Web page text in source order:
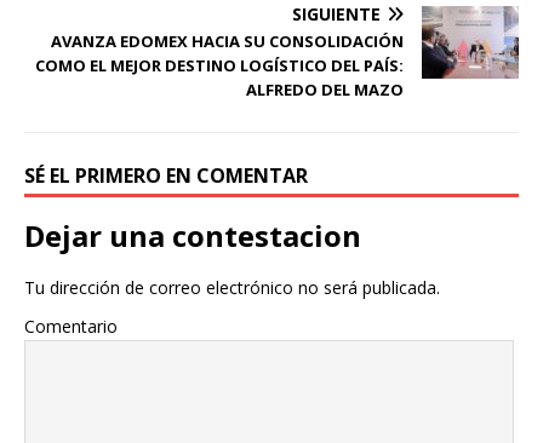
SIGUIENTE
AVANZA EDOMEX HACIA SU CONSOLIDACIÓN
COMO EL MEJOR DESTINO LOGÍSTICO DEL PAÍS:
ALFREDO DEL MAZO
SÉ EL PRIMERO EN COMENTAR
Dejar una contestacion
Tu dirección de correo electrónico no será publicada.
Comentario